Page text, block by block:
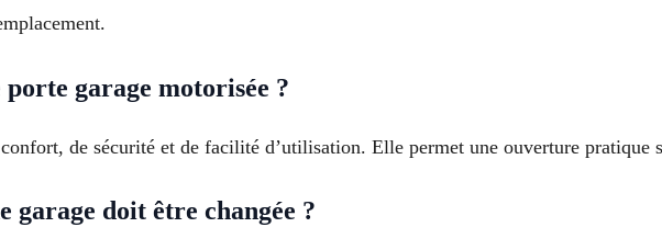
porte garage motorisée ?
de sécurité et de facilité d’utilisation. Elle permet une ouverture pratique
garage doit être changée ?